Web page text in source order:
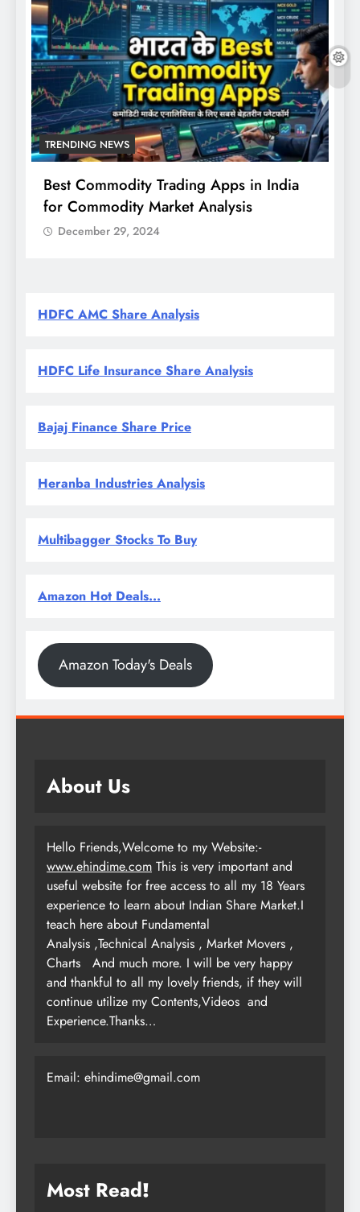
TRENDING NEWS
Best Commodity Trading Apps in India
for Commodity Market Analysis
December 29, 2024
HDFC AMC Share Analysis
HDFC Life Insurance Share Analysis
Bajaj Finance Share Price
Heranba Industries Analysis
Multibagger Stocks To Buy
Amazon Hot Deals...
Amazon Today's Deals
About Us
Hello Friends,Welcome to my Website:-
www.ehindime.com This is very important and
useful website for free access to all my 18 Years
experience to learn about Indian Share Market.I
teach here about Fundamental
Analysis ,Technical Analysis , Market Movers ,
Charts
And much more. I will be very happy
and thankful to all my lovely friends, if they will
continue utilize my Contents,Videos and
Experience.Thanks…
Email: ehindime@gmail.com
Most Read!